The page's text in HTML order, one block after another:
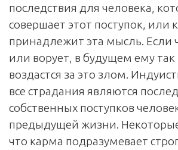
последствия для человека,
совершает этот поступок, или
принадлежит эта мысль. Если
или ворует, в будущем ему
воздастся за это злом.
все страдания являются
собственных поступков
предыдущей жизни.
что карма подразумевает